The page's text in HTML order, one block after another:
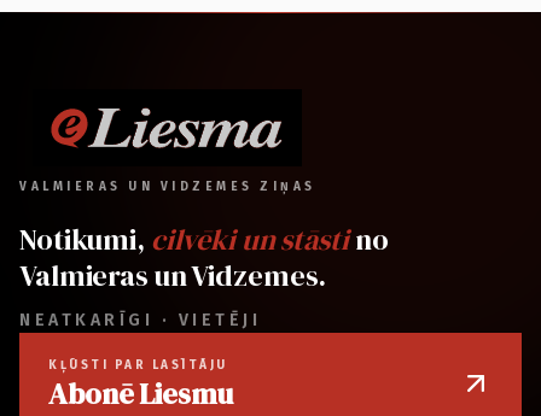
VALMIERAS UN VIDZEMES ZIŅAS
Notikumi, cilvēki un stāstino
Valmieras un Vidzemes.
NEATKARĪGI · VIETĒJI
KĻŪSTI PAR LASĪTĀJU
Abonē Liesmu